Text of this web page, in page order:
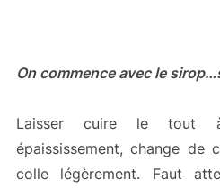
On commence avec le
Laisser cuire le tout
épaississement, change de
colle légèrement. Faut